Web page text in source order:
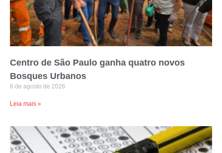
Centro de São Paulo ganha quatro novos
Bosques Urbanos
6 de agosto de 2026
Leia mais »